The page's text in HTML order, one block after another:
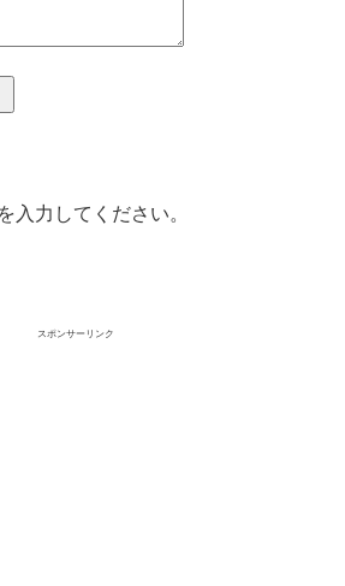
入力してください。
スポンサーリンク